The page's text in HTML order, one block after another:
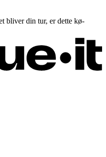
bliver din tur, er dette kø-